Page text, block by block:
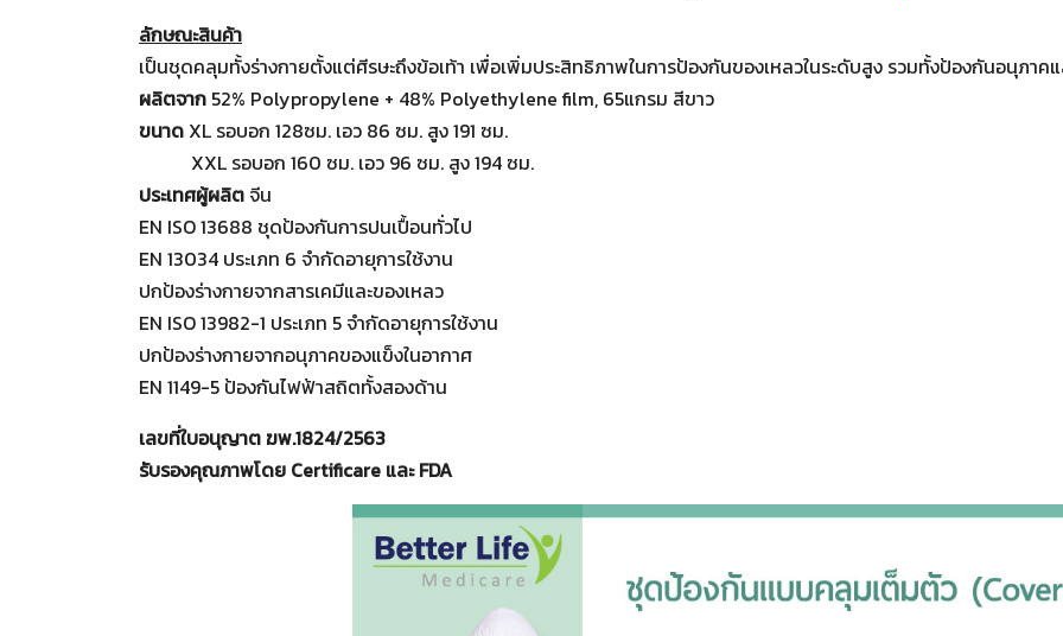
ลักษณะสินค้า
เป็นชุดคลุมทั้งร่างกายตั้งแต่ศีรษะถึงข้อเท้า เพื่อเพิ่มประสิทธิภาพในการป้องกันของเหลวในระดับสูง รวมทั้งป้องกันอนุภาคแ
ผลิตจาก 52% Polypropylene + 48% Polyethylene film, 65แกรม สีขาว
ขนาด XL รอบอก 128ซม. เอว 86 ซม. สูง 191 ซม.
XXL รอบอก 160 ซม. เอว 96 ซม. สูง 194 ซม.
ประเทศผู้ผลิตจีน
EN ISO 13688 ชุดป้องกันการปนเปื้อนทั่วไป
EN 13034 ประเภท 6 จำกัดอายุการใช้งาน
ปกป้องร่างกายจากสารเคมีและของเหลว
EN ISO 13982-1 ประเภท 5 จำกัดอายุการใช้งาน
ปกป้องร่างกายจากอนุภาคของแข็งในอากาศ
EN 1149-5 ป้องกันไฟฟ้าสถิตทั้งสองด้าน
เลขที่ใบอนุญาต ฆพ.1824/2563
รับรองคุณภาพโดย Certificare และ FDA